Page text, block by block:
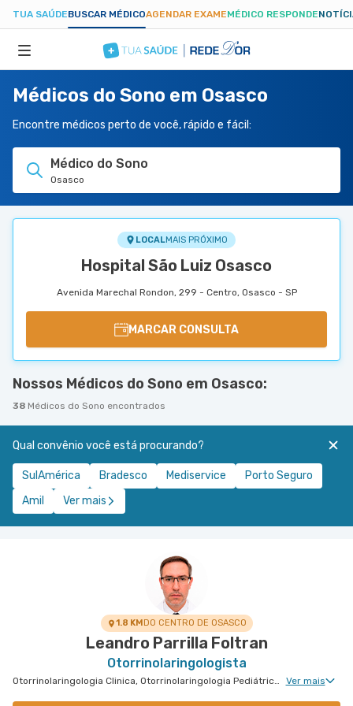
TUA SAÚDEBUSCAR MÉDICOAGENDAR EXAMEMÉDICO RESPONDE
ESPECIALIDADES
HOSPITAIS
TUASAUDE.COM
Médicos do Sono em Osasco
Encontre médicos perto de você, rápido e fácil:
Médico do Sono
Osasco
LOCALMAIS PRÓXIMO
Hospital São Luiz Osasco
Avenida Marechal Rondon, 299 - Centro, Osasco - SP
MARCAR CONSULTA
Nossos Médicos do Sono em Osasco:
38 Médicos do Sono encontrados
Qual convênio você está procurando?
SulAmérica Bradesco Mediservice
Porto Seguro
Amil
Ver mais
1.8 KMDO CENTRO DE OSASCO
Leandro Parrilla Foltran
Otorrinolaringologista
Otorrinolaringologia Clinica, Otorrinolaringologia Pediátrica, Medicina do Sono Clinica Ver mais